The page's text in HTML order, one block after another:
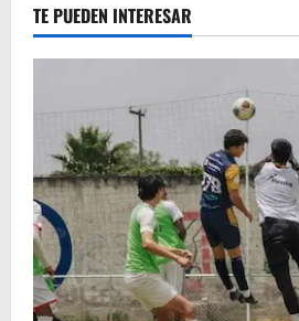
TE PUEDEN INTERESAR